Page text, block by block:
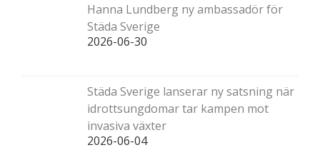
Hanna Lundberg ny ambassadör för
Städa Sverige
2026-06-30
Städa Sverige lanserar ny satsning när
idrottsungdomar tar kampen mot
invasiva växter
2026-06-04